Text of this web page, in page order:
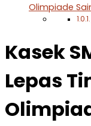
Olimpiade
Kasek
Lepas